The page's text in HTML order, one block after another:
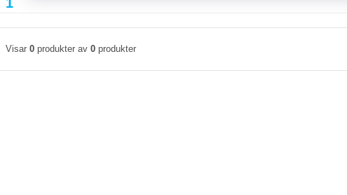
Visar 0 produkter av 0 produkter